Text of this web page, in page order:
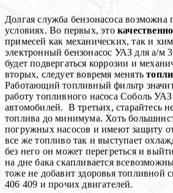
Долгая служба бензонасоса возможна
условиях. Во первых, это
примесей как механических, так и
электронный бензонасос УАЗ для а/м
будет подвергаться коррозии и
вторых, следует вовремя менять
Работающий топливный фильтр
работу топливного насоса Соболь
автомобилей. В третьих, старайтесь
топлива до минимума. Хоть
погружных насосов и имеют защиту
все же топливо так и выступает
без него он может перегреться и
на дне бака скапливается
тоже не добавит здоровья топливной
406 409 и прочих двигателей.